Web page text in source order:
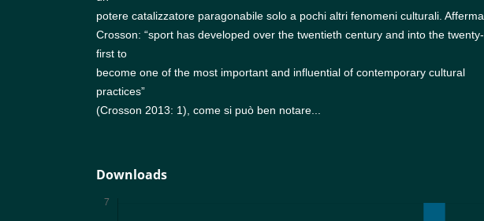
potere catalizzatore paragonabile solo a pochi altri fenomeni culturali. Afferma
Crosson: “sport has developed over the twentieth century and into the twenty-
first to
become one of the most important and influential of contemporary cultural
practices”
(Crosson 2013: 1), come si può ben notare...
Downloads